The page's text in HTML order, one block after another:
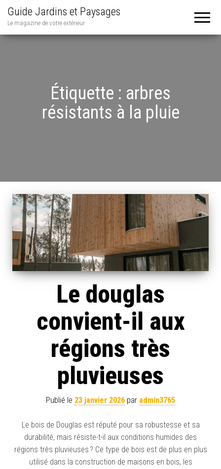
Guide Jardins et Paysages
Le magazine de votre extérieur
Étiquette : arbres
résistants à la pluie
Le douglas
convient-il aux
régions très
pluvieuses
Publié le 23 janvier 2026 par admin3765
Le bois de Douglas est réputé pour sa robustesse et sa
durabilité, mais résiste-t-il aux conditions humides des
régions très pluvieuses ? Ce type de bois est de plus en plus
utilisé dans la construction de maisons en bois, les